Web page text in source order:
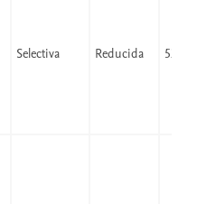
Selectiva Reducida 52,59